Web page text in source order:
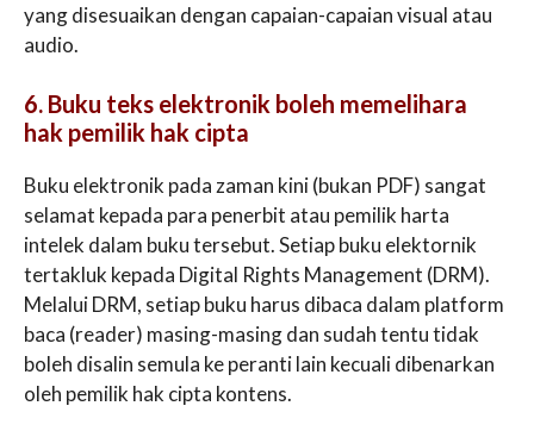
yang disesuaikan dengan capaian-capaian visual atau
audio.
6. Buku teks elektronik boleh memelihara
hak pemilik hak cipta
Buku elektronik pada zaman kini (bukan PDF) sangat
selamat kepada para penerbit atau pemilik harta
intelek dalam buku tersebut. Setiap buku elektornik
tertakluk kepada Digital Rights Management (DRM).
Melalui DRM, setiap buku harus dibaca dalam platform
baca (reader) masing-masing dan sudah tentu tidak
boleh disalin semula ke peranti lain kecuali dibenarkan
oleh pemilik hak cipta kontens.